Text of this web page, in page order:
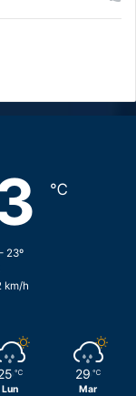
℃
23º
km/h
℃
Lun
29 ℃
Mar